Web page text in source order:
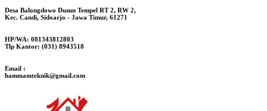
Desa Balongdowo Dusun Tempel RT 2, RW 2,
Kec. Candi, Sidoarjo - Jawa Timur, 61271
HP/WA: 081343812803
Tlp Kantor: (031) 8943518
Email :
hammamteknik@gmail.com